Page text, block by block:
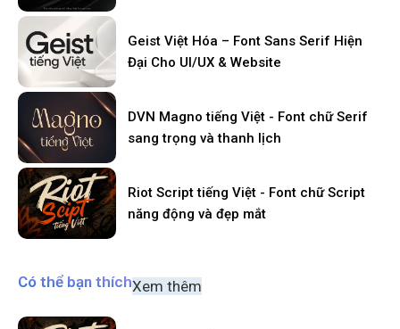
Geist Việt Hóa – Font Sans Serif Hiện
Đại Cho UI/UX & Website
DVN Magno tiếng Việt - Font chữ Serif
sang trọng và thanh lịch
Riot Script tiếng Việt - Font chữ Script
năng động và đẹp mắt
Có thể bạn thíchXem thêm